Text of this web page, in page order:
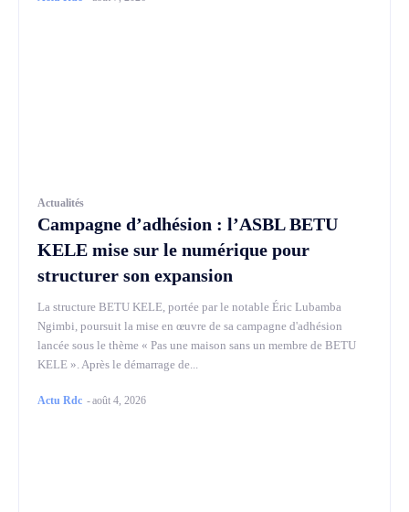
Actualités
Campagne d’adhésion : l’ASBL BETU
KELE mise sur le numérique pour
structurer son expansion
La structure BETU KELE, portée par le notable Éric Lubamba
Ngimbi, poursuit la mise en œuvre de sa campagne d'adhésion
lancée sous le thème « Pas une maison sans un membre de BETU
KELE ». Après le démarrage de...
Actu Rdc -août 4, 2026